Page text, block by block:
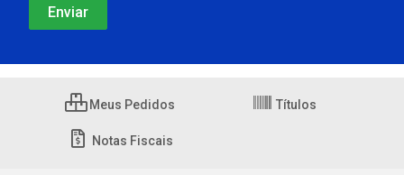
Meus Pedidos Títulos
Notas Fiscais